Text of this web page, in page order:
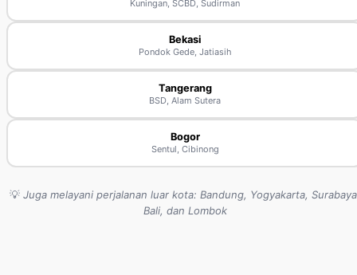
Kuningan, SCBD, Sudirman
Bekasi
Pondok Gede, Jatiasih
Tangerang
BSD, Alam Sutera
Bogor
Sentul, Cibinong
💡 Juga melayani perjalanan luar kota: Bandung, Yogyakarta,
Bali, dan Lombok